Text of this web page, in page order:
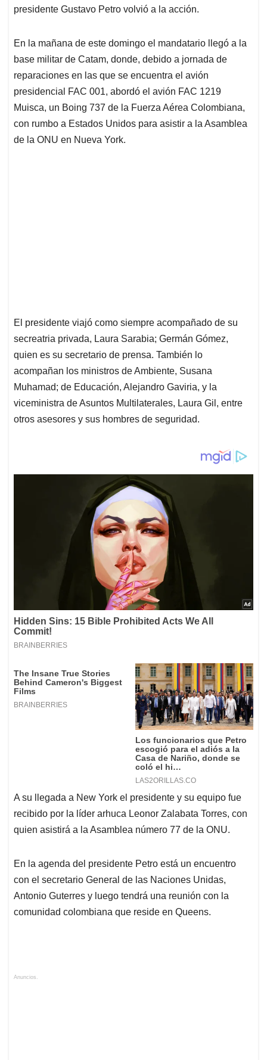
p
k
n
presidente Gustavo Petro volvió a la acción.
En la mañana de este domingo el mandatario llegó a la
base militar de Catam, donde, debido a jornada de
reparaciones en las que se encuentra el avión
presidencial FAC 001, abordó el avión FAC 1219
Muisca, un Boing 737 de la Fuerza Aérea Colombiana,
con rumbo a Estados Unidos para asistir a la Asamblea
de la ONU en Nueva York.
El presidente viajó como siempre acompañado de su
secreatria privada, Laura Sarabia; Germán Gómez,
quien es su secretario de prensa. También lo
acompañan los ministros de Ambiente, Susana
Muhamad; de Educación, Alejandro Gaviria, y la
viceministra de Asuntos Multilaterales, Laura Gil, entre
otros asesores y sus hombres de seguridad.
A su llegada a New York el presidente y su equipo fue
recibido por la líder arhuca Leonor Zalabata Torres, con
quien asistirá a la Asamblea número 77 de la ONU.
En la agenda del presidente Petro está un encuentro
con el secretario General de las Naciones Unidas,
Antonio Guterres y luego tendrá una reunión con la
comunidad colombiana que reside en Queens.
Anuncios.